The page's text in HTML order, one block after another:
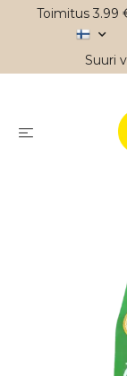
Toimitus 3.99
Suuri